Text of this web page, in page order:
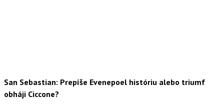
San Sebastian: Prepíše Evenepoel históriu alebo triumf
obháji Ciccone?